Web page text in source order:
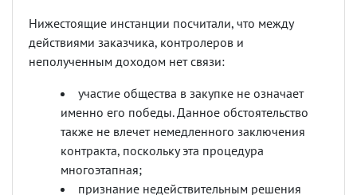
Нижестоящие инстанции посчитали, что между
действиями заказчика, контролеров и
неполученным доходом нет связи:
участие общества в закупке не означает
именно его победы. Данное обстоятельство
также не влечет немедленного заключения
контракта, поскольку эта процедура
многоэтапная;
признание недействительным решения